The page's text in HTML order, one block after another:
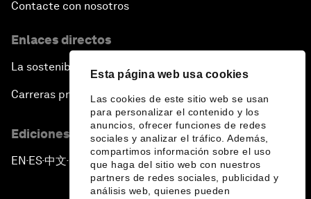
Esta página web usa cookies
Las cookies de este sitio web se usan
para personalizar el contenido y los
anuncios, ofrecer funciones de redes
sociales y analizar el tráfico. Además,
compartimos información sobre el uso
que haga del sitio web con nuestros
partners de redes sociales, publicidad y
análisis web, quienes pueden
Contacte con nosotros
Enlaces directos
La sostenibilidad en el Foro
Carreras profesionales
Ediciones en otros idiomas
EN ▪ES▪中文▪ 日本語